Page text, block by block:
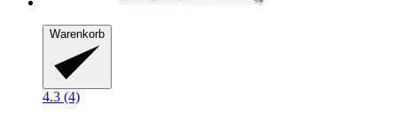
Warenkorb
4.3 (4)